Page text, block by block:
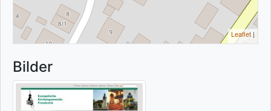
Leaflet |
Bilder